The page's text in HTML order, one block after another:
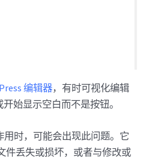
编辑器，有时可视化编辑
始显示空白而不是按钮。
用时，可能会出现此问题。它
件丢失或损坏，或者与修改或